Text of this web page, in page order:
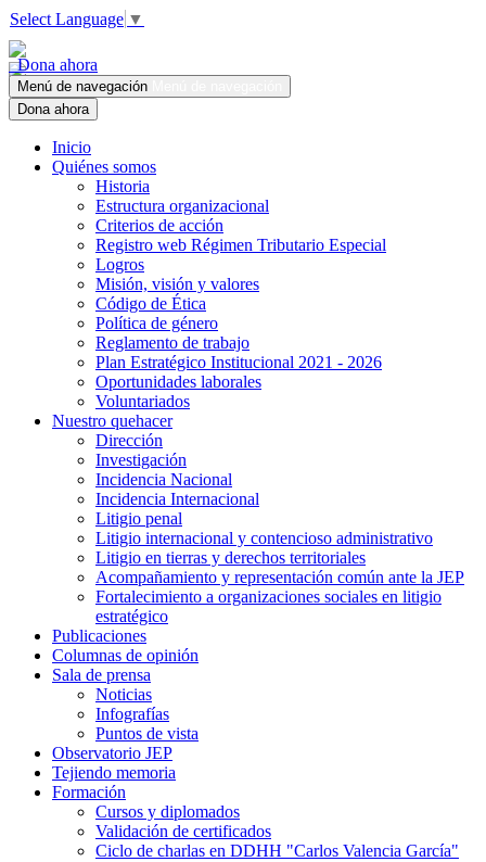
Select Language ▼
Dona ahora
Menú de navegación
Dona ahora
Inicio
Quiénes somos
Historia
Estructura organizacional
Criterios de acción
Registro web Régimen Tributario Especial
Logros
Misión, visión y valores
Código de Ética
Política de género
Reglamento de trabajo
Plan Estratégico Institucional 2021 - 2026
Oportunidades laborales
Voluntariados
Nuestro quehacer
Dirección
Investigación
Incidencia Nacional
Incidencia Internacional
Litigio penal
Litigio internacional y contencioso administrativo
Litigio en tierras y derechos territoriales
Acompañamiento y representación común ante la JEP
Fortalecimiento a organizaciones sociales en litigio
estratégico
Publicaciones
Columnas de opinión
Sala de prensa
Noticias
Infografías
Puntos de vista
Observatorio JEP
Tejiendo memoria
Formación
Cursos y diplomados
Validación de certificados
Ciclo de charlas en DDHH "Carlos Valencia García"